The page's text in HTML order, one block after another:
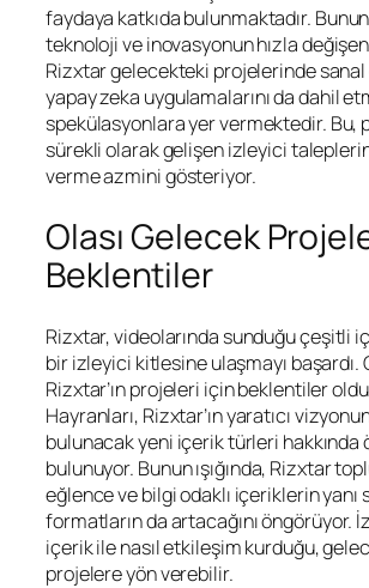
faydaya katkıda bulunmaktadır.
teknoloji ve inovasyonun hızla
Rizxtar gelecekteki projelerinde
yapay zeka uygulamalarını da dahil
spekülasyonlara yer vermektedir. Bu,
sürekli olarak gelişen izleyici
verme azmini gösteriyor.
Olası Gelecek
Beklentiler
Rizxtar, videolarında sunduğu çeşitli
bir izleyici kitlesine ulaşmayı başardı.
Rizxtar’ın projeleri için beklentiler
Hayranları, Rizxtar’ın yaratıcı
bulunacak yeni içerik türleri hakkında
bulunuyor. Bunun ışığında, Rizxtar
eğlence ve bilgi odaklı içeriklerin yanı
formatların da artacağını öngörüyor.
içerik ile nasıl etkileşim kurduğu,
projelere yön verebilir.